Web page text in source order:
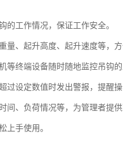
的工作情况，保证工作安全。
、起升高度、起升速度等，方
终端设备随时随地监控吊钩的
设定数值时发出警报，提醒操
、负荷情况等，为管理者提供
上手使用。